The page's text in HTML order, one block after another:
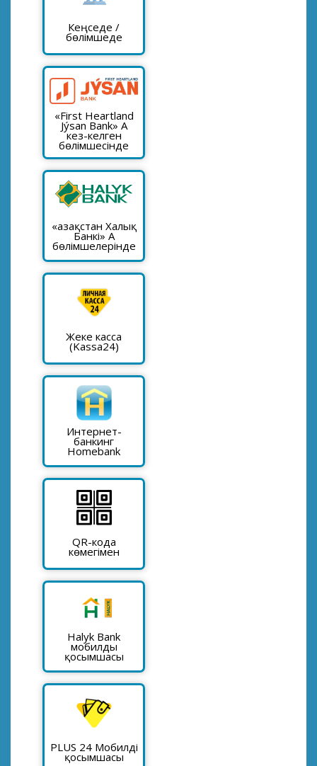
Кеңседе /
бөлімшеде
«First Heartland
Jýsan Bank» АҚ
кез-келген
бөлімшесінде
«Қазақстан Халық
Банкі» АҚ
бөлімшелерінде
Жеке касса
(Kassa24)
Интернет-
банкинг
Homebank
QR-кода
көмегімен
Halyk Bank
мобилды
қосымшасы
PLUS 24 Мобилді
қосымшасы